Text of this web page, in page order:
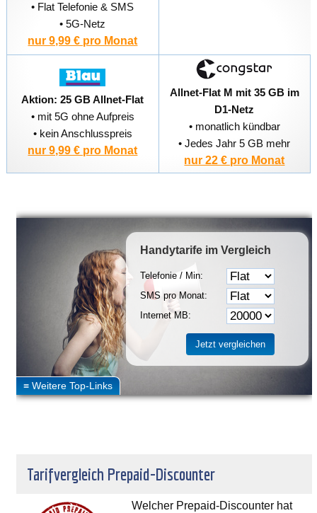
• Flat Telefonie & SMS
• 5G-Netz
nur 9,99 € pro Monat
Aktion: 25 GB Allnet-Flat
• mit 5G ohne Aufpreis
• kein Anschlusspreis
nur 9,99 € pro Monat
Allnet-Flat M mit 35 GB im
D1-Netz
• monatlich kündbar
• Jedes Jahr 5 GB mehr
nur 22 € pro Monat
Handytarife im Vergleich
Telefonie / Min:
SMS pro Monat:
Internet MB:
Tarifvergleich Prepaid-Discounter
Welcher Prepaid-Discounter hat